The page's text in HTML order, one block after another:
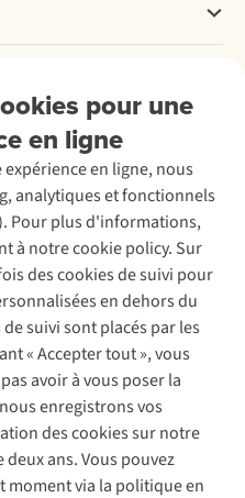
pour une
en ligne
en ligne, nous
analytiques et fonctionnels
Pour plus d'informations,
à notre cookie policy. Sur
des cookies de suivi pour
en dehors du
suivi sont placés par les
« Accepter tout », vous
avoir à vous poser la
enregistrons vos
des cookies sur notre
ans. Vous pouvez
moment via la politique en
nous